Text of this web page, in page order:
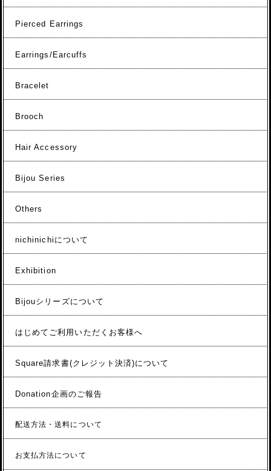
Pierced Earrings
Earrings/Earcuffs
Bracelet
Brooch
Hair Accessory
Bijou Series
Others
nichinichiについて
Exhibition
Bijouシリーズについて
はじめてご利用いただくお客様へ
Square請求書(クレジット決済)について
Donation企画のご報告
配送方法・送料について
お支払方法について